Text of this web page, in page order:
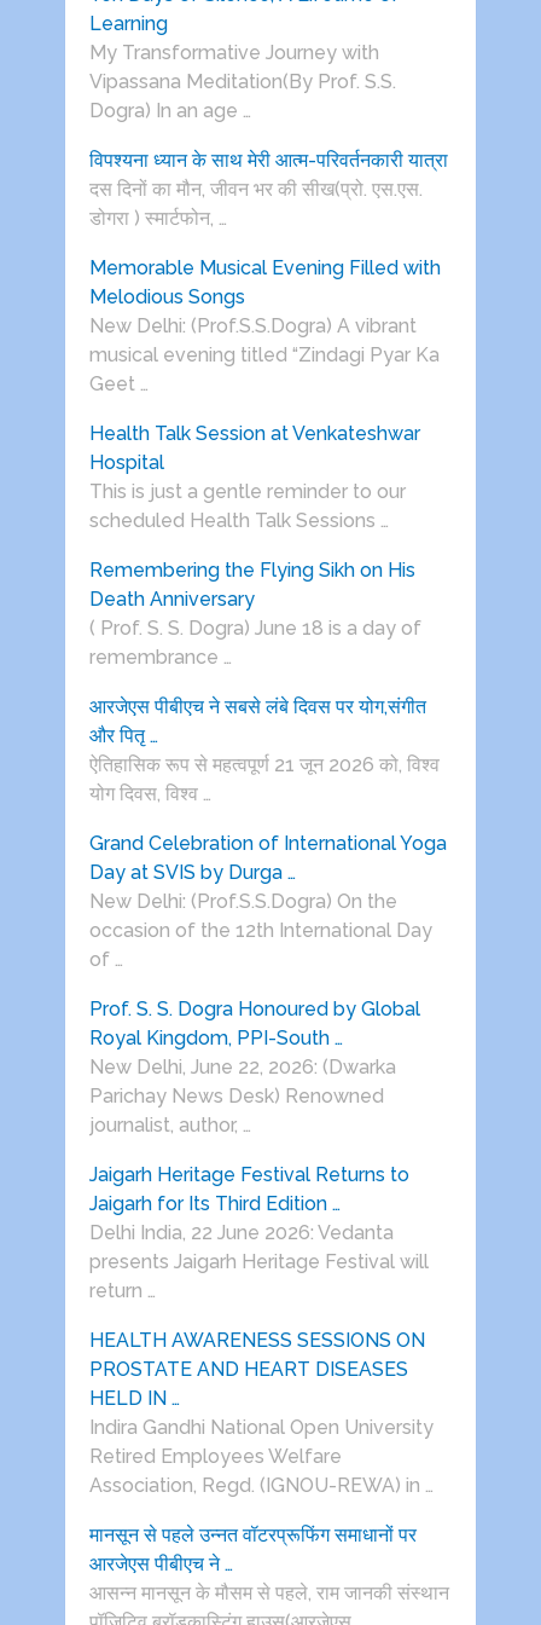
Learning
My Transformative Journey with
Vipassana Meditation(By Prof. S.S.
Dogra) In an age …
विपश्यना ध्यान के साथ मेरी आत्म-परिवर्तनकारी यात्रा
दस दिनों का मौन, जीवन भर की सीख(प्रो. एस.एस.
डोगरा ) स्मार्टफोन, …
Memorable Musical Evening Filled with
Melodious Songs
New Delhi: (Prof.S.S.Dogra) A vibrant
musical evening titled “Zindagi Pyar Ka
Geet …
Health Talk Session at Venkateshwar
Hospital
This is just a gentle reminder to our
scheduled Health Talk Sessions …
Remembering the Flying Sikh on His
Death Anniversary
( Prof. S. S. Dogra) June 18 is a day of
remembrance …
आरजेएस पीबीएच ने सबसे लंबे दिवस पर योग,संगीत
और पितृ …
ऐतिहासिक रूप से महत्वपूर्ण 21 जून 2026 को, विश्व
योग दिवस, विश्व …
Grand Celebration of International Yoga
Day at SVIS by Durga …
New Delhi: (Prof.S.S.Dogra) On the
occasion of the 12th International Day
of …
Prof. S. S. Dogra Honoured by Global
Royal Kingdom, PPI-South …
New Delhi, June 22, 2026: (Dwarka
Parichay News Desk) Renowned
journalist, author, …
Jaigarh Heritage Festival Returns to
Jaigarh for Its Third Edition …
Delhi India, 22 June 2026: Vedanta
presents Jaigarh Heritage Festival will
return …
HEALTH AWARENESS SESSIONS ON
PROSTATE AND HEART DISEASES
HELD IN …
Indira Gandhi National Open University
Retired Employees Welfare
Association, Regd. (IGNOU-REWA) in …
मानसून से पहले उन्नत वॉटरप्रूफिंग समाधानों पर
आरजेएस पीबीएच ने …
आसन्न मानसून के मौसम से पहले, राम जानकी संस्थान